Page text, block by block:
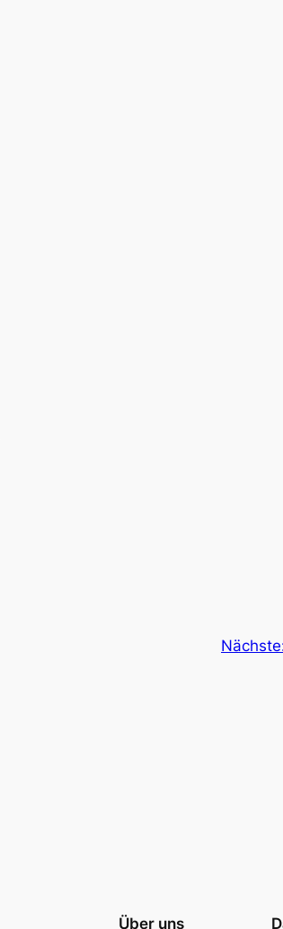
Über uns